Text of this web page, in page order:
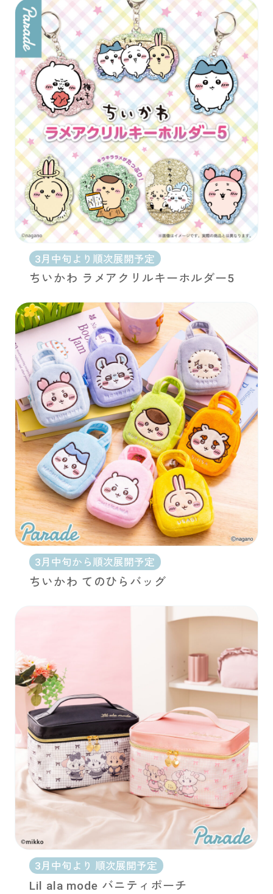
3月中旬より順次展開予定
ちいかわ ラメアクリルキーホルダー5
3月中旬から順次展開予定
ちいかわ てのひらバッグ
3月中旬より 順次展開予定
Lil ala mode バニティポーチ